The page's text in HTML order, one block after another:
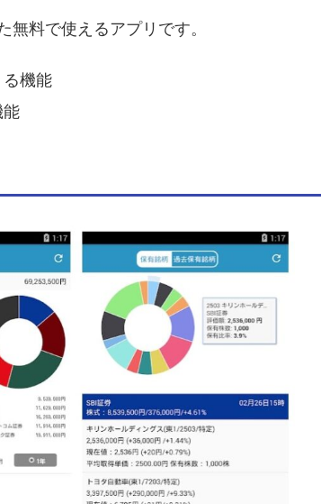
料で使えるアプリです。
機能
能